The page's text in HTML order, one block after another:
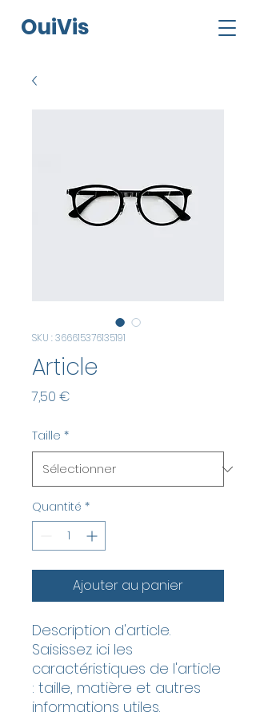
OuiVis
SKU : 366615376135191
Article
7,50 €
Taille *
Quantité *
Ajouter au panier
Description d'article.
Saisissez ici les
caractéristiques de l'article
: taille, matière et autres
informations utiles.